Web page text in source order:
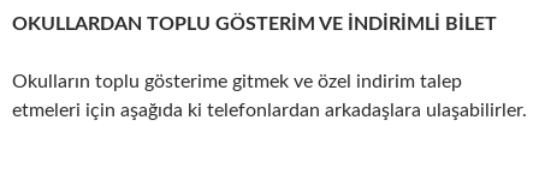
OKULLARDAN TOPLU GÖSTERİM VE İNDİRİMLİ BİLET
Okulların toplu gösterime gitmek ve özel indirim talep
etmeleri için aşağıda ki telefonlardan arkadaşlara ulaşabilirler.